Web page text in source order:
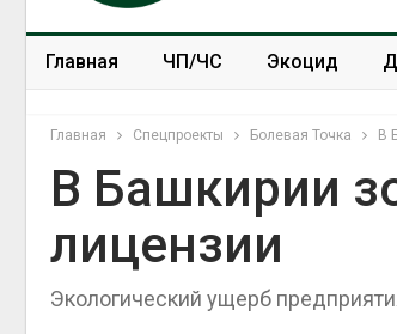
Главная ЧП/ЧС Экоцид
Главная Спецпроекты Болевая Точка В
В Башкирии
лицензии
Экологический ущерб
Учёные предложили
получать питьевую
из воздуха с
ветра